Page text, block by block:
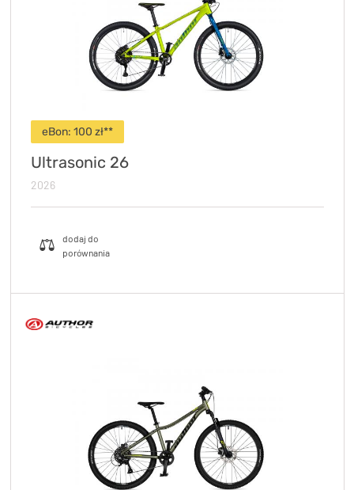
Kup bon podarunkowy
promocji z eBonem 60zł na kolejne
Kup bon podarunkowy
WYPRZEDAŻ
KryptoFlex Key Cable
BONY
PROMOCJE
KONTAKT
eBon: 100 zł**
Ultrasonic 26
2026